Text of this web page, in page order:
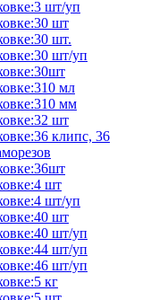
шт/уп
шт
шт.
шт/уп
мл
мм
шт
клипс, 36
шт
шт/уп
шт
шт/уп
шт/уп
шт/уп
кг